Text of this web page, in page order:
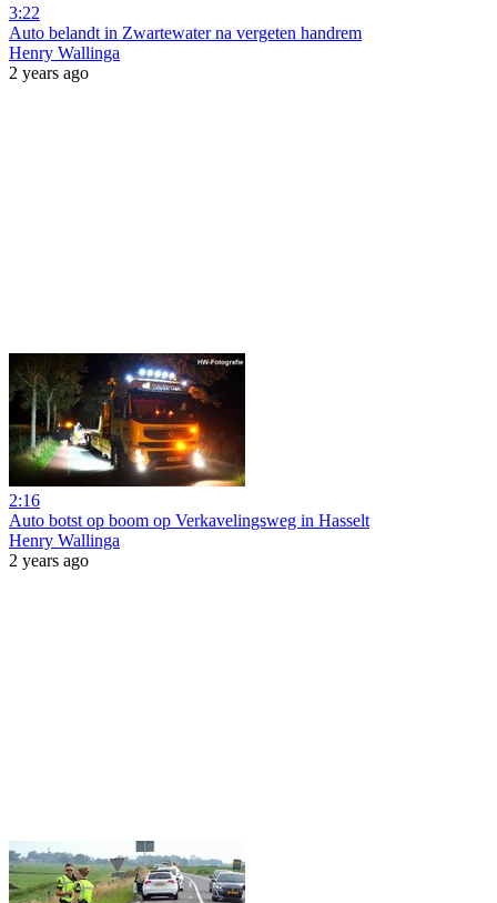
3:22
Auto belandt in Zwartewater na vergeten handrem
Henry Wallinga
2 years ago
2:16
Auto botst op boom op Verkavelingsweg in Hasselt
Henry Wallinga
2 years ago